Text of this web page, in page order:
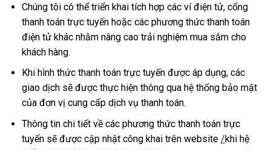
Chúng tôi có thể triển khai tích hợp các ví điện tử, cổng
thanh toán trực tuyến hoặc các phương thức thanh toán
điện tử khác nhằm nâng cao trải nghiệm mua sắm cho
khách hàng.
Khi hình thức thanh toán trực tuyến được áp dụng, các
giao dịch sẽ được thực hiện thông qua hệ thống bảo mật
của đơn vị cung cấp dịch vụ thanh toán.
Thông tin chi tiết về các phương thức thanh toán trực
tuyến sẽ được cập nhật công khai trên website /khi hệ